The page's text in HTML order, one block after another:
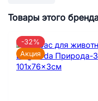
Товары этого
-32%
Акция